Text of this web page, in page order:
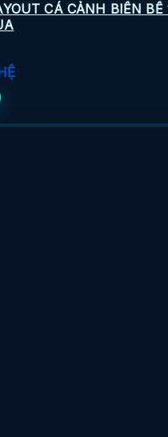
CÁ CẢNH BIỂN BỂ